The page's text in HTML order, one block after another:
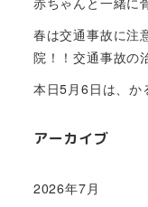
春は交通事故に注
院！！交通事故の
本日5月6日は、か
アーカイブ
2026年7月